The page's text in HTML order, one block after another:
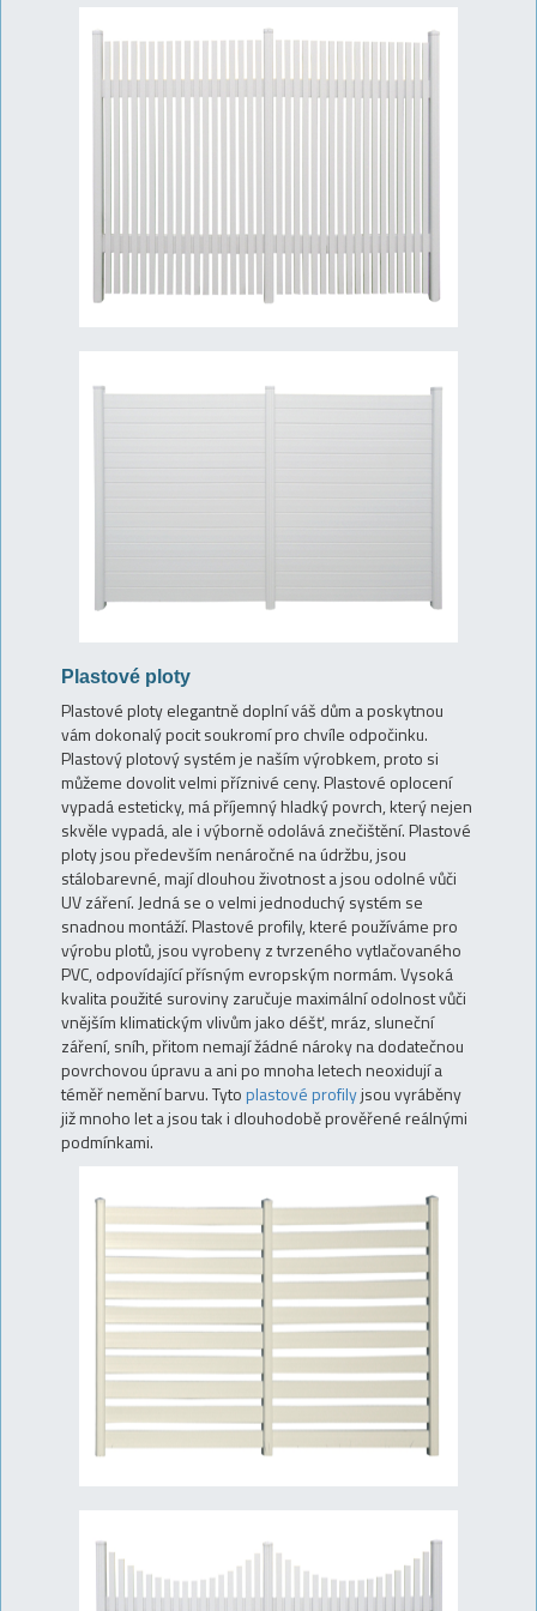
Plastové ploty
Plastové ploty elegantně doplní váš dům a poskytnou
vám dokonalý pocit soukromí pro chvíle odpočinku.
Plastový plotový systém je naším výrobkem, proto si
můžeme dovolit velmi příznivé ceny. Plastové oplocení
vypadá esteticky, má příjemný hladký povrch, který nejen
skvěle vypadá, ale i výborně odolává znečištění. Plastové
ploty jsou především nenáročné na údržbu, jsou
stálobarevné, mají dlouhou životnost a jsou odolné vůči
UV záření. Jedná se o velmi jednoduchý systém se
snadnou montáží. Plastové profily, které používáme pro
výrobu plotů, jsou vyrobeny z tvrzeného vytlačovaného
PVC, odpovídající přísným evropským normám. Vysoká
kvalita použité suroviny zaručuje maximální odolnost vůči
vnějším klimatickým vlivům jako déšť, mráz, sluneční
záření, sníh, přitom nemají žádné nároky na dodatečnou
povrchovou úpravu a ani po mnoha letech neoxidují a
téměř nemění barvu. Tyto plastové profilyjsou vyráběny
již mnoho let a jsou tak i dlouhodobě prověřené reálnými
podmínkami.